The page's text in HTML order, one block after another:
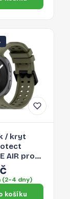
/ kryt
AIR pro
8 / 9
(40 / 44 /
olivově
(2-4 dny)
košíku